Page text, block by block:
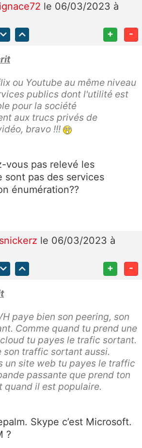
ignace72 le 06/03/2023 à
+ -
ou Youtube au même niveau
publics dont l'utilité est
pour la société
aux trucs privés de
bravo !!!
vous pas relevé les
sont pas des services
énumération??
snickerz le 06/03/2023 à
+ -
paye bien son peering, son
Comme quand tu prend une
tu payes le trafic sortant.
son traffic sortant aussi.
un site web tu payes le traffic
passante que prend ton
quand il est populaire.
Skype c’est Microsoft.
?